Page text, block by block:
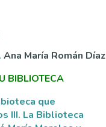
Ana María Román Díaz
BIBLIOTECA
que
III. La Biblioteca